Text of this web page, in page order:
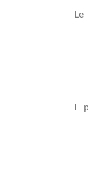
Le informazioni necessarie per il
I pagamenti devono essere eseguiti